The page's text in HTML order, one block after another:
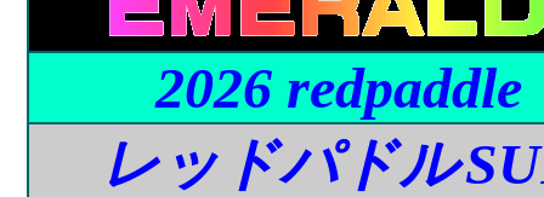
2026 redpaddle
レッドパドル